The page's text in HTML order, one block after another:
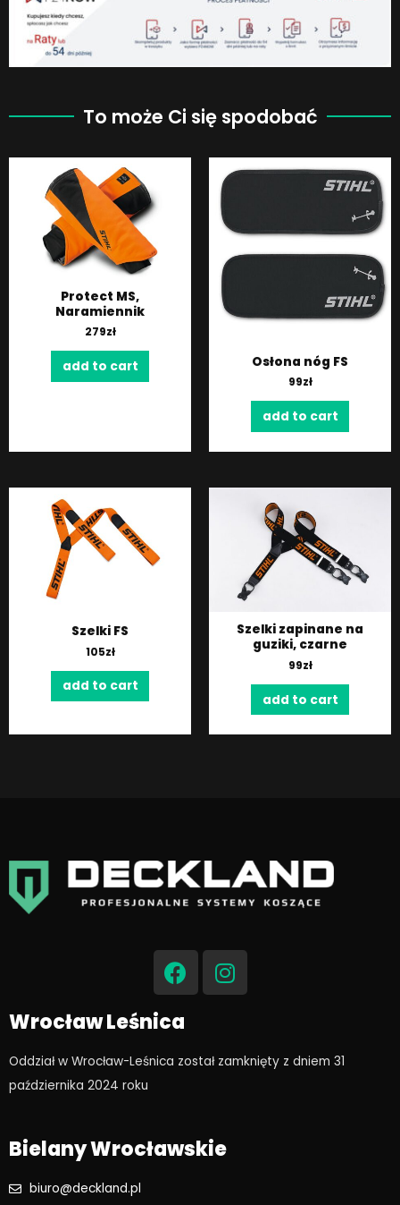
To może Ci się spodobać
Protect MS,
Naramiennik
279zł
add to cart Osłona nóg FS
99zł
add to cart
Szelki FS
105zł
add to cart
Szelki zapinane na
guziki, czarne
99zł
add to cart
F
a
c
e
b
o
I
n
s
g
Wrocław Leśnica
Oddział w Wrocław-Leśnica został zamknięty z dniem 31
października 2024 roku​
Bielany Wrocławskie
biuro@deckland.pl